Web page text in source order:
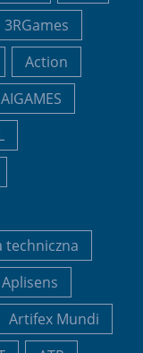
3RGames
Action
AIGAMES
techniczna
Aplisens
Artifex Mundi